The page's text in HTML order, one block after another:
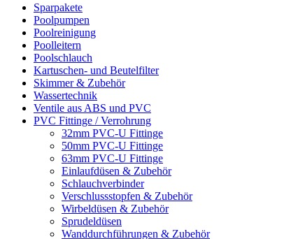
Sparpakete
Poolpumpen
Poolreinigung
Poolleitern
Poolschlauch
Kartuschen- und Beutelfilter
Skimmer & Zubehör
Wassertechnik
Ventile aus ABS und PVC
PVC Fittinge / Verrohrung
32mm PVC-U Fittinge
50mm PVC-U Fittinge
63mm PVC-U Fittinge
Einlaufdüsen & Zubehör
Schlauchverbinder
Verschlussstopfen & Zubehör
Wirbeldüsen & Zubehör
Sprudeldüsen
Wanddurchführungen & Zubehör